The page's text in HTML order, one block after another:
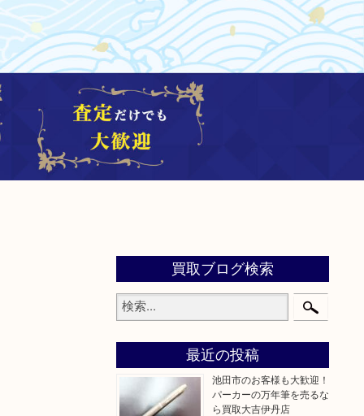
買取ブログ検索
最近の投稿
池田市のお客様も大歓迎！
パーカーの万年筆を売るな
ら買取大吉伊丹店